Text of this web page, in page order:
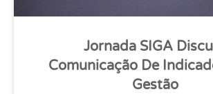
Jornada SIGA
Comunicação De
Gestão